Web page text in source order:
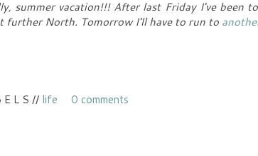
summer vacation!!! After last Friday I've been
further North. Tomorrow I'll have to run to
E L S // life 0 comments